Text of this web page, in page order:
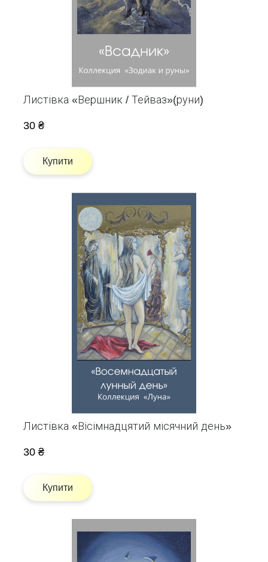
Листівка «Вершник / Тейваз»(руни)
30 ₴
Купити
Листівка «Вісімнадцятий місячний день»
30 ₴
Купити